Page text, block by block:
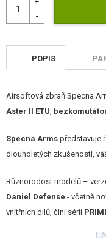
POPIS
Airsoftová zbraň Specna
Aster II ETU
Specna Arms představuje
dlouholetých zkušeností,
Různorodost modelů –
Daniel Defense - včetně
vnitřních dílů, činí sérii